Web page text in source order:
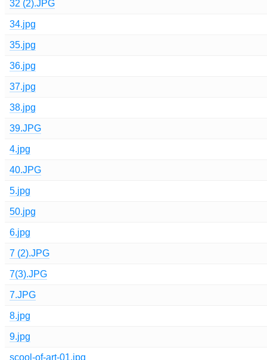
32 (2).JPG
34.jpg
35.jpg
36.jpg
37.jpg
38.jpg
39.JPG
4.jpg
40.JPG
5.jpg
50.jpg
6.jpg
7 (2).JPG
7(3).JPG
7.JPG
8.jpg
9.jpg
scool-of-art-01.jpg